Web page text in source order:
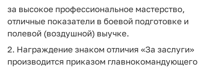
за высокое профессиональное мастерство,
отличные показатели в боевой подготовке и
полевой (воздушной) выучке.
2. Награждение знаком отличия «За заслуги»
производится приказом главнокомандующего